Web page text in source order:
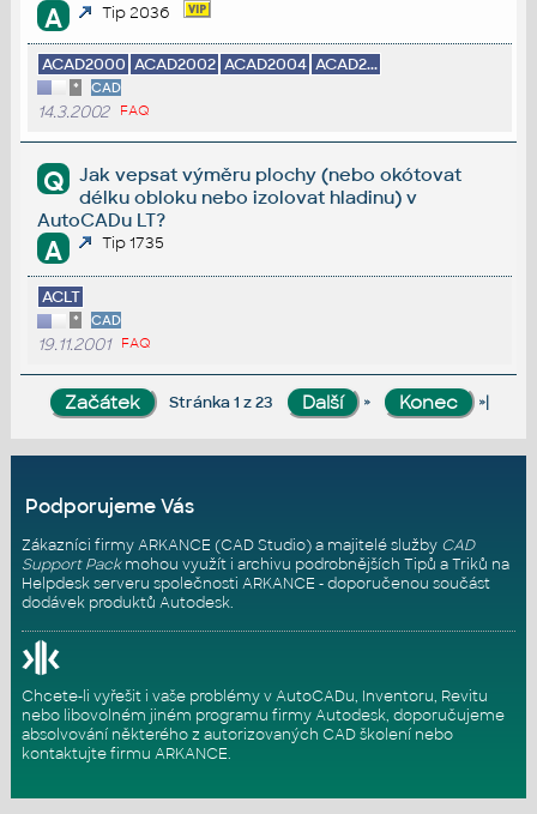
A Tip 2036
ACAD2000 ACAD2002 ACAD2004 ACAD2...
* CAD
14.3.2002 FAQ
Q
Jak vepsat výměru plochy (nebo okótovat
délku obloku nebo izolovat hladinu) v
AutoCADu LT?
A Tip 1735
ACLT
* CAD
19.11.2001 FAQ
Stránka 1 z 23 » »|
Podporujeme Vás
Zákazníci firmy ARKANCE (CAD Studio) a majitelé služby CAD
Support Packmohou využít i archivu podrobnějších Tipů a Triků na
Helpdesk serveru společnosti ARKANCE - doporučenou součást
dodávek produktů Autodesk.
Chcete-li vyřešit i vaše problémy v AutoCADu, Inventoru, Revitu
nebo libovolném jiném programu firmy Autodesk, doporučujeme
absolvování některého z autorizovaných CAD školenínebo
kontaktujte firmu ARKANCE.